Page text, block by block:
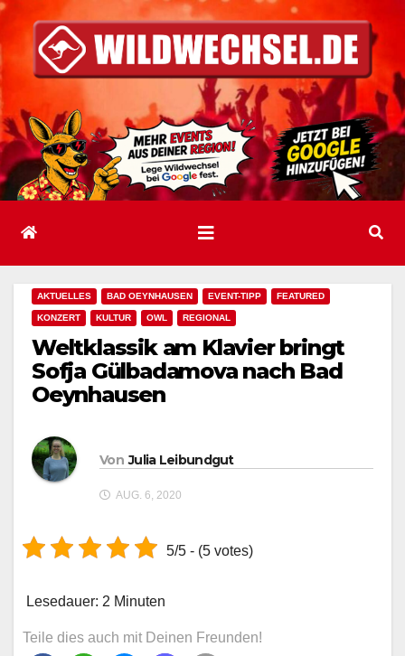
Inhalt
springen
AKTUELLES BAD OEYNHAUSEN EVENT-TIPP FEATURED
KONZERT KULTUR OWL REGIONAL
Weltklassik am Klavier bringt
Sofja Gülbadamova nach Bad
Oeynhausen
Von Julia Leibundgut
AUG. 6, 2020
5/5 - (5 votes)
Lesedauer: 2 Minuten
Teile dies auch mit Deinen Freunden!